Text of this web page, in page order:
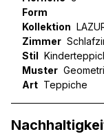
Form
Kollektion
Zimmer
Stil
Muster
Art Teppiche